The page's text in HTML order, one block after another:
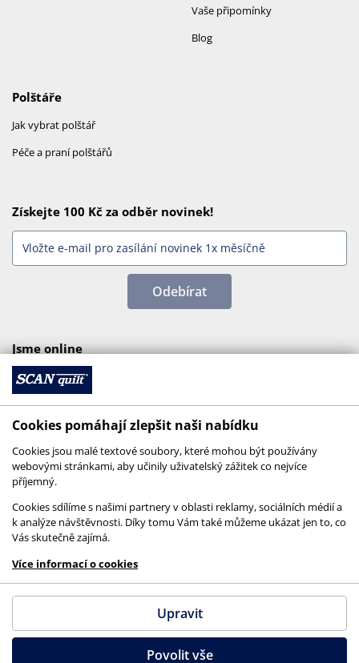
Vaše připomínky
Blog
Polštáře
Jak vybrat polštář
Péče a praní polštářů
Získejte 100 Kč za odběr novinek!
Odebírat
Jsme online
© 2026 SCANquilt - všechna práva vyhrazena
This site is protected by reCAPTCHA and the
GooglePrivacy PolicyandTerms of Serviceapply.
Cookies pomáhají zlepšit naši nabídku
Cookies jsou malé textové soubory, které mohou být používány
webovými stránkami, aby učinily uživatelský zážitek co nejvíce
příjemný.
Cookies sdílíme s našimi partnery v oblasti reklamy, sociálních médií a
k analýze návštěvnosti. Díky tomu Vám také můžeme ukázat jen to, co
Vás skutečně zajímá.
Více informací o cookies
Upravit
Povolit vše